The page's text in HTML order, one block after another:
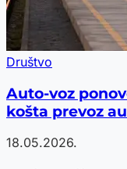
Društvo
Auto-voz
košta prevoz
18.05.2026.